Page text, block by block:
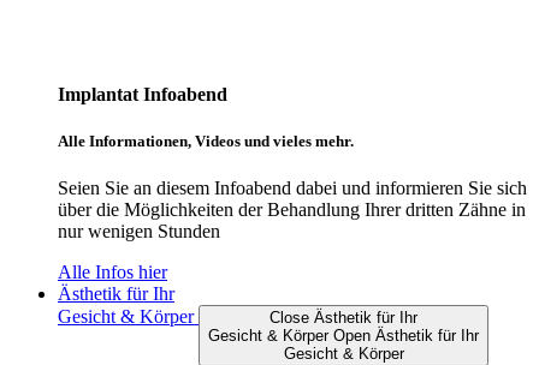
Implantat Infoabend
Alle Informationen, Videos und vieles mehr.
Seien Sie an diesem Infoabend dabei und informieren Sie sich
über die Möglichkeiten der Behandlung Ihrer dritten Zähne in
nur wenigen Stunden
Alle Infos hier
Ästhetik für Ihr
Gesicht & Körper
Close Ästhetik für Ihr
Gesicht & Körper Open Ästhetik für Ihr
Gesicht & Körper